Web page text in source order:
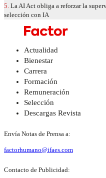
5. La AI Act obliga a reforzar la
selección con IA
Actualidad
Bienestar
Carrera
Formación
Remuneración
Selección
Descargas Revista
Envía Notas de Prensa a:
factorhumano@ifaes.com
Contacto de Publicidad: